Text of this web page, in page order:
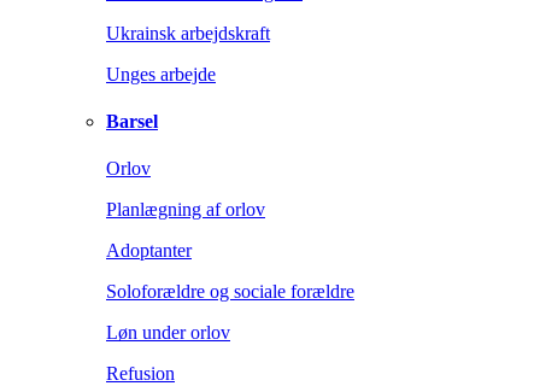
Ukrainsk arbejdskraft
Unges arbejde
Barsel
Orlov
Planlægning af orlov
Adoptanter
Soloforældre og sociale forældre
Løn under orlov
Refusion